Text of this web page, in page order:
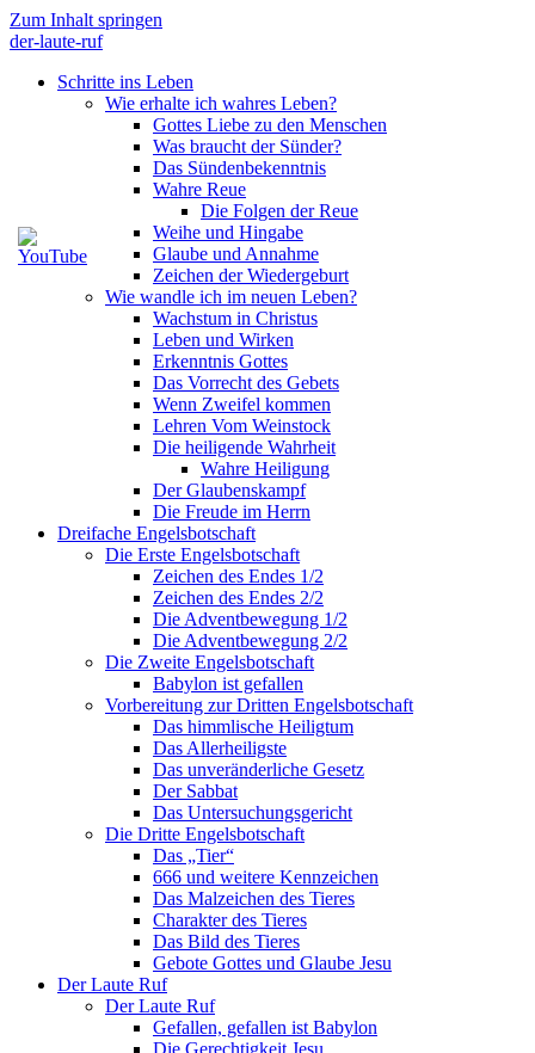
Zum Inhalt springen
der-laute-ruf
Schritte ins Leben
Wie erhalte ich wahres Leben?
Gottes Liebe zu den Menschen
Was braucht der Sünder?
Das Sündenbekenntnis
Wahre Reue
Die Folgen der Reue
Weihe und Hingabe
Glaube und Annahme
Zeichen der Wiedergeburt
Wie wandle ich im neuen Leben?
Wachstum in Christus
Leben und Wirken
Erkenntnis Gottes
Das Vorrecht des Gebets
Wenn Zweifel kommen
Lehren Vom Weinstock
Die heiligende Wahrheit
Wahre Heiligung
Der Glaubenskampf
Die Freude im Herrn
Dreifache Engelsbotschaft
Die Erste Engelsbotschaft
Zeichen des Endes 1/2
Zeichen des Endes 2/2
Die Adventbewegung 1/2
Die Adventbewegung 2/2
Die Zweite Engelsbotschaft
Babylon ist gefallen
Vorbereitung zur Dritten Engelsbotschaft
Das himmlische Heiligtum
Das Allerheiligste
Das unveränderliche Gesetz
Der Sabbat
Das Untersuchungsgericht
Die Dritte Engelsbotschaft
Das „Tier“
666 und weitere Kennzeichen
Das Malzeichen des Tieres
Charakter des Tieres
Das Bild des Tieres
Gebote Gottes und Glaube Jesu
Der Laute Ruf
Der Laute Ruf
Gefallen, gefallen ist Babylon
Die Gerechtigkeit Jesu